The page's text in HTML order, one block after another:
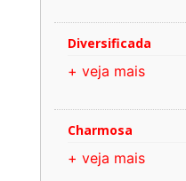
Diversificada
+ veja mais
Charmosa
+ veja mais